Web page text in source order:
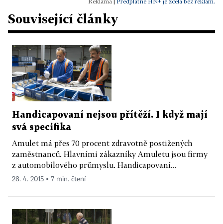
Související články
Handicapovaní nejsou přítěží. I když mají
svá specifika
Amulet má přes 70 procent zdravotně postižených
zaměstnanců. Hlavními zákazníky Amuletu jsou firmy
z automobilového průmyslu. Handicapovaní...
28. 4. 2015 ▪ 7 min. čtení